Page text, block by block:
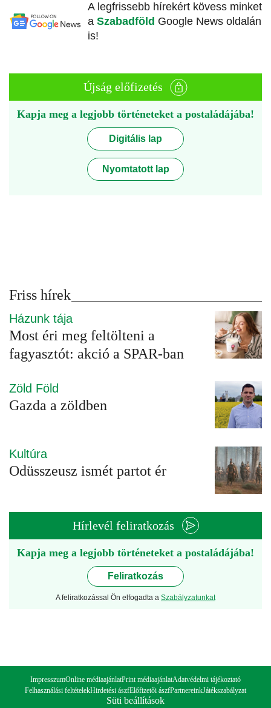
A legfrissebb hírekért kövess minket
a Szabadföld Google News oldalán
is!
Újság előfizetés
Kapja meg a legjobb történeteket a postaládájába!
Digitális lap
Nyomtatott lap
Friss hírek
Házunk tája
Most éri meg feltölteni a
fagyasztót: akció a SPAR-ban
Zöld Föld
Gazda a zöldben
Kultúra
Odüsszeusz ismét partot ér
Hírlevél feliratkozás
Kapja meg a legjobb történeteket a postaládájába!
Feliratkozás
A feliratkozással Ön elfogadta a Szabályzatunkat
ImpresszumOnline médiaajánlatPrint médiaajánlatAdatvédelmi tájékoztató
Felhasználási feltételekHirdetési ászfElőfizetői ászfPartnereinkJátékszabályzat
Süti beállítások